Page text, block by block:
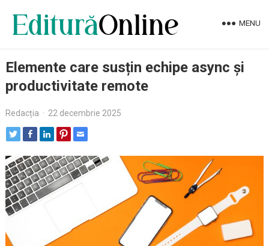
MENU
Elemente care susțin echipe async și
productivitate remote
Redacția · 22 decembrie 2025